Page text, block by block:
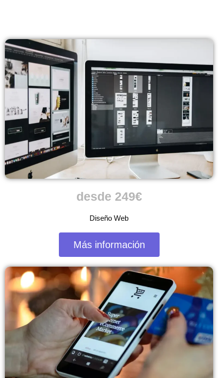
desde 249€
Diseño Web
Más información